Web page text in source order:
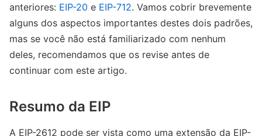
anteriores: EIP-20 e EIP-712. Vamos cobrir brevemente
alguns dos aspectos importantes destes dois padrões,
mas se você não está familiarizado com nenhum
deles, recomendamos que os revise antes de
continuar com este artigo.
Resumo da EIP
A EIP-2612 pode ser vista como uma extensão da EIP-